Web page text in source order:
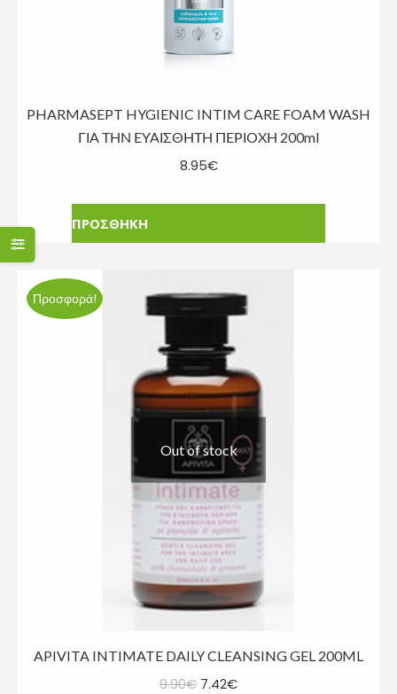
PHARMASEPT HYGIENIC INTIM CARE FOAM WASH
ΓΙΑ ΤΗΝ ΕΥΑΙΣΘΗΤΗ ΠΕΡΙΟΧΗ 200ml
8.95€
ΠΡΟΣΘΗΚΗ
Προσφορά!
Out of stock
APIVITA INTIMATE DAILY CLEANSING GEL 200ML
9.90€ Original
7.42€Η